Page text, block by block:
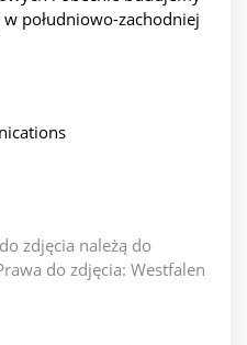
w południowo-zachodniej
zdjęcia należą do
do zdjęcia: Westfalen